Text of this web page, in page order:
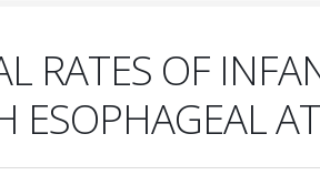
RATES OF
ESOPHAGEAL